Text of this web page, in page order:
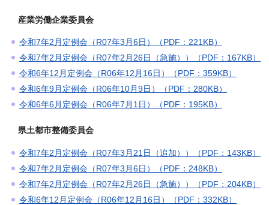
産業労働企業委員会
令和7年2月定例会（R07年3月6日）（PDF：221KB）
令和7年2月定例会（R07年2月26日（急施））（PDF：167KB）
令和6年12月定例会（R06年12月16日）（PDF：359KB）
令和6年9月定例会（R06年10月9日）（PDF：280KB）
令和6年6月定例会（R06年7月1日）（PDF：195KB）
県土都市整備委員会
令和7年2月定例会（R07年3月21日（追加））（PDF：143KB）
令和7年2月定例会（R07年3月6日）（PDF：248KB）
令和7年2月定例会（R07年2月26日（急施））（PDF：204KB）
令和6年12月定例会（R06年12月16日）（PDF：332KB）